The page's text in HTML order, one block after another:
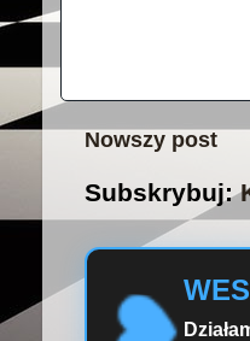
Nowszy post
Subskrybuj: